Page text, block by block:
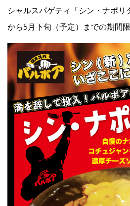
Contact
JP
シャルスパゲティ「シン・ナポリ
から5月下旬（予定）までの期間